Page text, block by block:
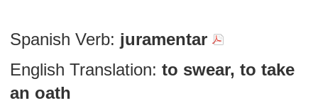
Spanish Verb: juramentar
English Translation: to swear, to take
an oath